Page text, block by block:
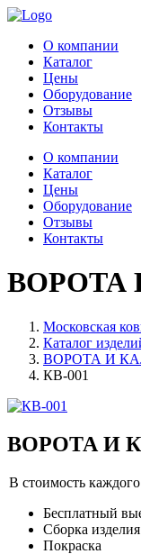
О компании
Каталог
Цены
Оборудование
Отзывы
Контакты
О компании
Каталог
Цены
Оборудование
Отзывы
Контакты
ВОРОТА
Московская
Каталог
ВОРОТА И
КВ-001
ВОРОТА И
В стоимость
Бесплатный
Сборка
Покраска